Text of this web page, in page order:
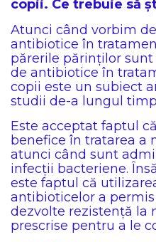
copii. Ce trebuie să
Atunci când vorbim
antibiotice în
părerile părinților
de antibiotice în
copii este un subiect
studii de-a lungul
Este acceptat faptul
benefice în tratarea a
atunci când sunt
infecții bacteriene.
este faptul că
antibioticelor a
dezvolte rezistență la
prescrise pentru a le